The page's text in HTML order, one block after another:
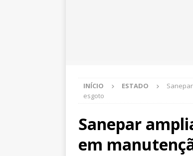
INÍCIO ESTADO
esgoto
Sanepar
em